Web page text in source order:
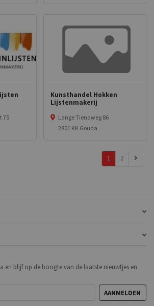
75
Kunsthandel Hokken
Lijstenmakerij
Lange Tiendweg 86
2801 KK Gouda
1 2
en blijf op de hoogte van de laatste nieuwtjes en
AANMELDEN